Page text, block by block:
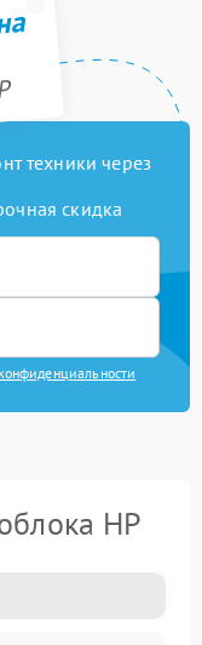
техники через
скидка
HP